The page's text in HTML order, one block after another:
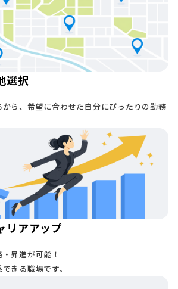
選択
ら、希望に合わせた自分にぴったりの勤務
リアアップ
昇進が可能！
きる職場です。